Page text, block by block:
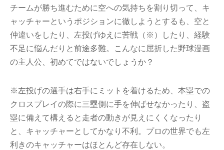
チームが勝ち進むために空への気持ちを割り切って、キ
ャッチャーというポジションに徹しようとするも、空と
仲違いをしたり、左投げゆえに苦戦（※）したり、経験
不足に悩んだりと前途多難。こんなに屈折した野球漫画
の主人公、初めてではないでしょうか？
※左投げの選手は右手にミットを着けるため、本塁での
クロスプレイの際に三塁側に手を伸ばせなかったり、盗
塁に備えて構えると走者の動きが見えにくくなったり
と、キャッチャーとしてかなり不利。プロの世界でも左
利きのキャッチャーはほとんど存在しない。